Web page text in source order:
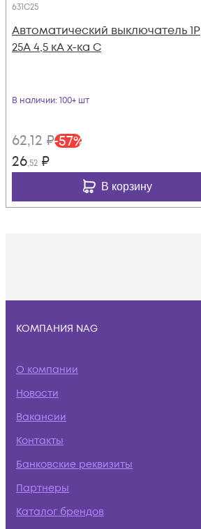
631C25
Автоматический выключатель 1Р
25А 4,5 кА х-ка С
В наличии: 100+ шт
62,12 ₽-57%
26,52 ₽
В корзину
КОМПАНИЯ NAG
О компании
Новости
Вакансии
Контакты
Банковские реквизиты
Партнеры
Каталог брендов